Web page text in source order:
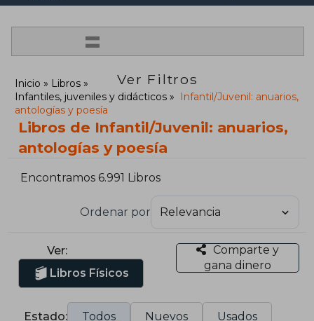
=
Ver Filtros
Inicio
Libros
Infantiles, juveniles y didácticos
Infantil/Juvenil: anuarios,
antologías y poesía
Libros de Infantil/Juvenil: anuarios,
antologías y poesía
Encontramos 6.991 Libros
Ordenar por
Ver:
Libros Físicos
Comparte y
gana dinero
Estado: Todos Nuevos Usados